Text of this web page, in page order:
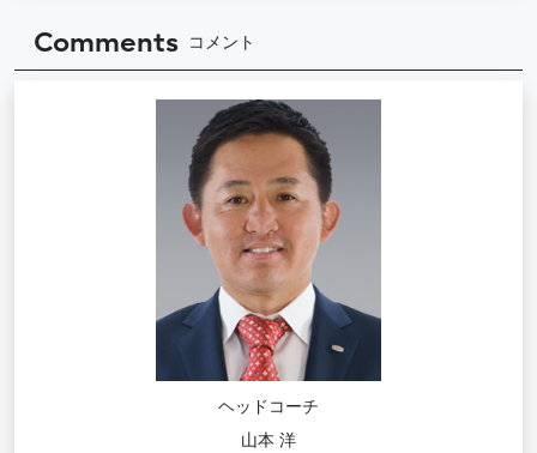
Comments コメント
ヘッドコーチ
山本 洋